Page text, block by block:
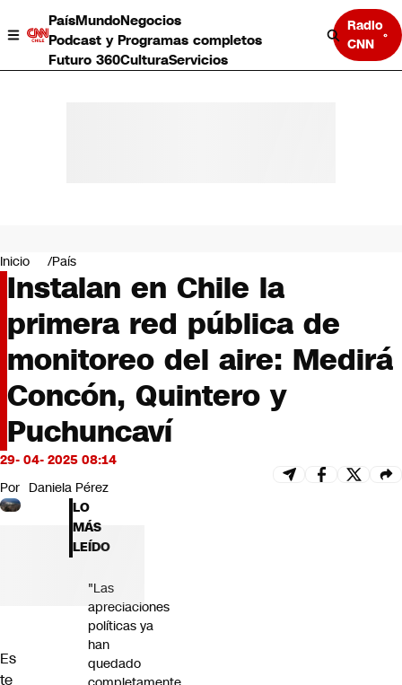
PaísMundoNegocios
Podcast y Programas completos
Futuro 360CulturaServicios
Radio
CNN
Negocios
Deportes
Programas completos
Cultura
Servicios
Bits
CNN tiempo
Futuro 360
Opinión
Inicio País
Instalan en Chile la
primera red pública de
monitoreo del aire: Medirá
Concón, Quintero y
Puchuncaví
29- 04- 2025 08:14
Por Daniela Pérez
Es
te
LO
MÁS
LEÍDO
"Las
apreciaciones
políticas ya
han
quedado